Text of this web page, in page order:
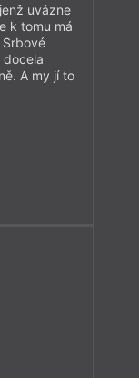
uvázne
k tomu má
A my jí to